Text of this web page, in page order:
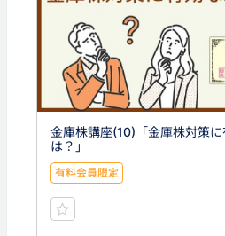
金庫株講座(10)「金庫株対策
は？」
有料会員限定